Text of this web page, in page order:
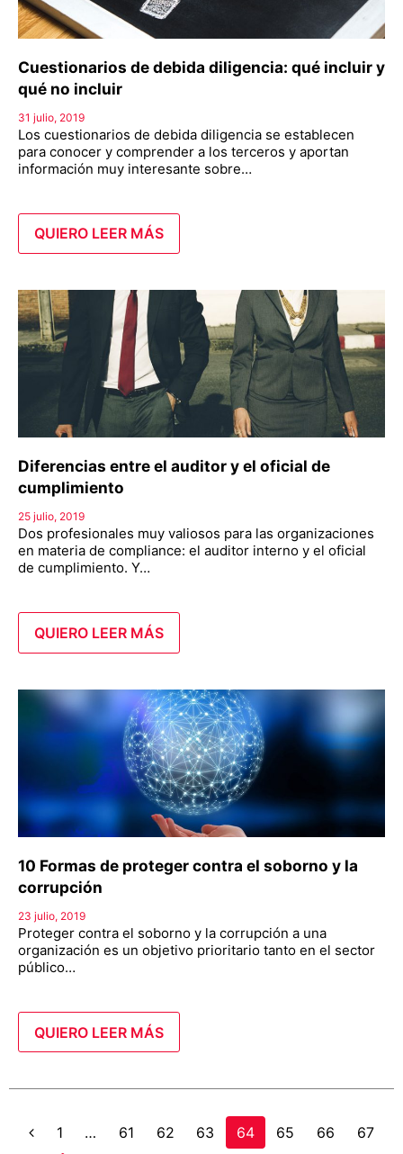
Cuestionarios de debida diligencia: qué incluir y
qué no incluir
31 julio, 2019
Los cuestionarios de debida diligencia se establecen
para conocer y comprender a los terceros y aportan
información muy interesante sobre…
QUIERO LEER MÁS
Diferencias entre el auditor y el oficial de
cumplimiento
25 julio, 2019
Dos profesionales muy valiosos para las organizaciones
en materia de compliance: el auditor interno y el oficial
de cumplimiento. Y…
QUIERO LEER MÁS
10 Formas de proteger contra el soborno y la
corrupción
23 julio, 2019
Proteger contra el soborno y la corrupción a una
organización es un objetivo prioritario tanto en el sector
público…
QUIERO LEER MÁS
AnteriorPage
1 … Page
61 Page
62 Page
63 Page
64 Page
65 Page
66 Page
67